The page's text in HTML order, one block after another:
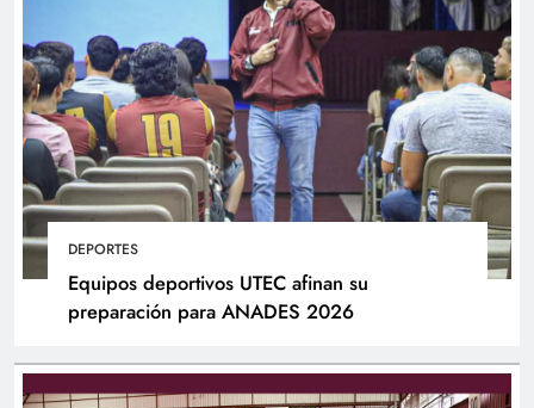
DEPORTES
Equipos deportivos UTEC afinan su
preparación para ANADES 2026